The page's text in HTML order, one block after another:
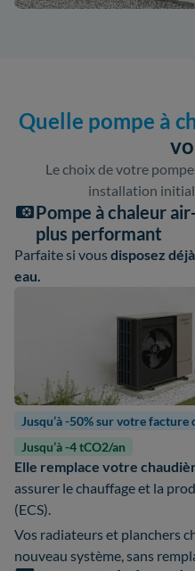
Quelle pompe à
Le choix de votre
installation
Pompe à chaleur
plus performant
Parfaite si vousdisposez
eau.
Jusqu’à -50% sur votre facture
Jusqu’à -4 tCO2/an
Elle remplace votre
assurer le chauffage et la
(ECS).
Vos radiateurs et planchers
nouveau système, sans